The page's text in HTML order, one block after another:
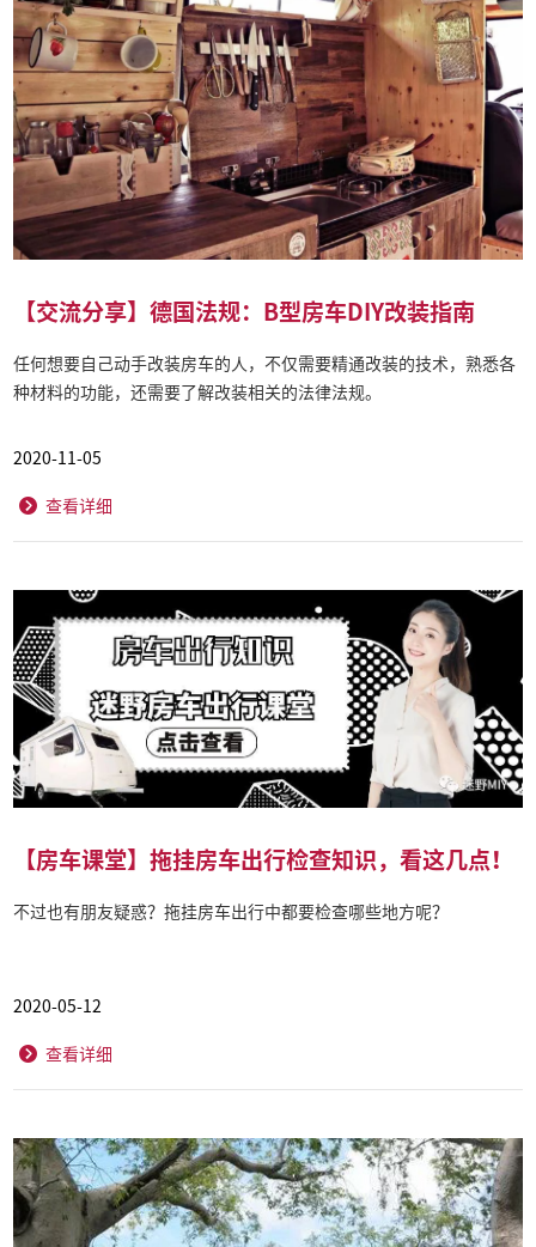
【交流分享】德国法规：B型房车DIY改装指南
任何想要自己动手改装房车的人，不仅需要精通改装的技术，熟悉各
种材料的功能，还需要了解改装相关的法律法规。
2020-11-05
查看详细
【房车课堂】拖挂房车出行检查知识，看这几点！
不过也有朋友疑惑？拖挂房车出行中都要检查哪些地方呢？
2020-05-12
查看详细